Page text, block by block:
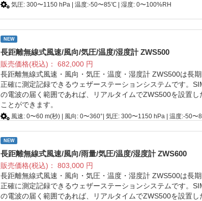
気圧: 300〜1150 hPa | 温度:-50〜85℃ | 湿度: 0〜100%RH
NEW
長距離無線式風速/風向/気圧/温度/湿度計 ZWS500
販売価格(税込)：682,000 円
長距離無線式風速・風向・気圧・温度・湿度計 ZWS500は長
正確に測定記録できるウェザーステーションシステムです。
の電波の届く範囲であれば、リアルタイムでZWS500を設置
ことができます。
風速: 0〜60 m(秒) | 風向: 0〜360°| 気圧: 300〜1150 hPa | 温度:-50
NEW
長距離無線式風速/風向/雨量/気圧/温度/湿度計 ZWS600
販売価格(税込)：803,000 円
長距離無線式風速・風向・気圧・温度・湿度計 ZWS500は長
正確に測定記録できるウェザーステーションシステムです。
の電波の届く範囲であれば、リアルタイムでZWS500を設置